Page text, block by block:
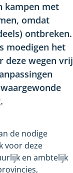
kampen met
omdat
ontbreken.
moedigen het
deze wegen vrij
de nodige
voor deze
en ambtelijk